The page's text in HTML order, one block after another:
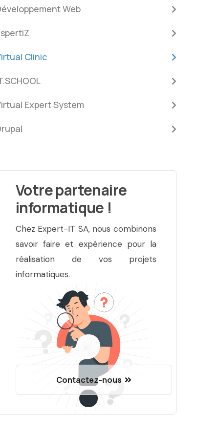
Web
Clinic
Expert System
Votre partenaire
informatique !
Chez Expert-IT SA, nous combinons
savoir faire et expérience pour la
réalisation de vos projets
informatiques.
Contactez-nous